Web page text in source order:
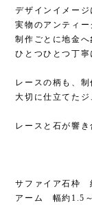
デザインイメー
実物のアンティー
制作ごとに地金へ
ひとつひとつ丁寧
レースの柄も、
大切に仕立てたジ
レースと石が響
サファイア石枠
アーム 幅約1.5